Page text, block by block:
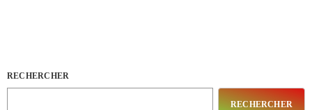
RECHERCHER
RECHERCHER